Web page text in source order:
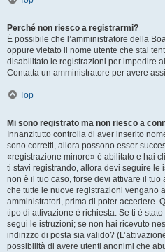
Perché non riesco a registrarmi?
È possibile che l’amministratore della
oppure vietato il nome utente che stai
disabilitato le registrazioni per impedire
Contatta un amministratore per avere
Top
Mi sono registrato ma non riesco a
Innanzitutto controlla di aver inserito
sono corretti, allora possono esser
«registrazione minore» è abilitato e hai
ti stavi registrando, allora devi seguire le
non è il tuo caso, forse devi attivare il
che tutte le nuove registrazioni vengano
amministratori, prima di poter accedere.
tipo di attivazione è richiesta. Se ti è
segui le istruzioni; se non hai ricevuto
indirizzo di posta sia valido?
possibilità di avere utenti anonimi che